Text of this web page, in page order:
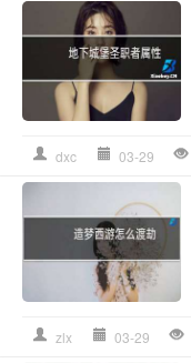
dxc 03-29
zlx 03-29